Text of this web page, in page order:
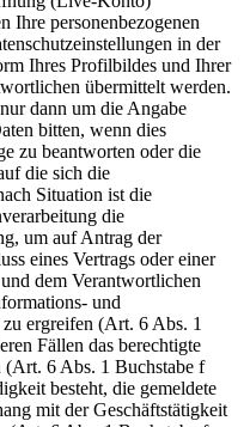
Ihre personenbezogenen
in der
Ihres Profilbildes und Ihrer
übermittelt werden.
dann um die Angabe
bitten, wenn dies
zu beantworten oder die
die sich die
Situation ist die
die
um auf Antrag der
eines Vertrags oder einer
dem Verantwortlichen
und
ergreifen (Art. 6 Abs. 1
Fällen das berechtigte
(Art. 6 Abs. 1 Buchstabe f
besteht, die gemeldete
mit der Geschäftstätigkeit